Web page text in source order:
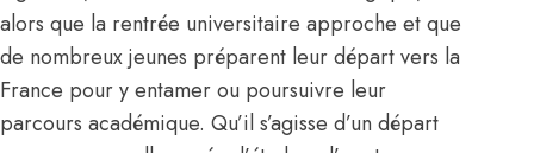
alors que la rentrée universitaire approche et que
de nombreux jeunes préparent leur départ vers la
France pour y entamer ou poursuivre leur
parcours académique. Qu’il s’agisse d’un départ